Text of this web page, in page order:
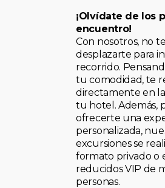
¡Olvídate de los
encuentro!
Con nosotros, no
desplazarte para
recorrido.
tu comodidad, te
directamente en
tu hotel. Además,
ofrecerte una
personalizada,
excursiones se
formato privado o
reducidos VIP de
personas.